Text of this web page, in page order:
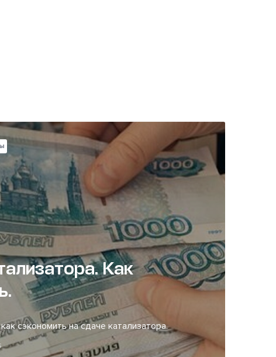
Как
сэкономить на сдаче катализатора.